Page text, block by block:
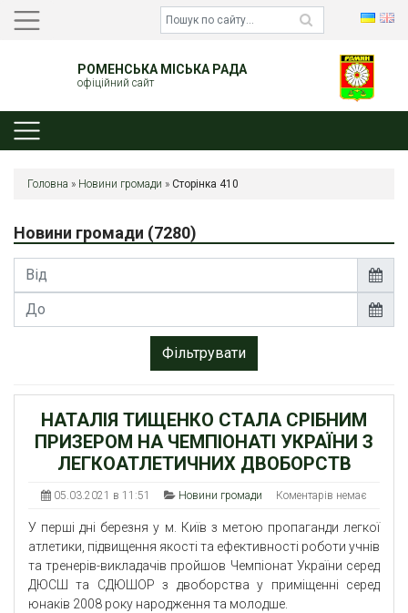
РОМЕНСЬКА МІСЬКА РАДА
офіційний сайт
Головна » Новини громади » Сторінка 410
Новини громади (7280)
НАТАЛІЯ ТИЩЕНКО СТАЛА СРІБНИМ
ПРИЗЕРОМ НА ЧЕМПІОНАТІ УКРАЇНИ З
ЛЕГКОАТЛЕТИЧНИХ ДВОБОРСТВ
05.03.2021 в 11:51 Новини громади Коментарів немає
У перші дні березня у м. Київ з метою пропаганди легкої
атлетики, підвищення якості та ефективності роботи учнів
та тренерів-викладачів пройшов Чемпіонат України серед
ДЮСШ та СДЮШОР з двоборства у приміщенні серед
юнаків 2008 року народження та молодше.